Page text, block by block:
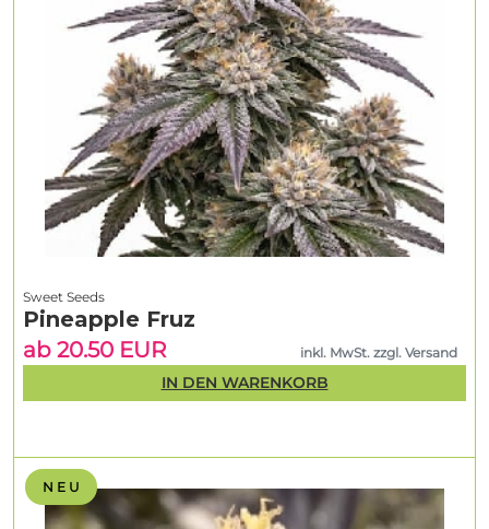
N E U
Sweet Seeds
Pineapple Fruz
ab 20.50 EUR
inkl. MwSt. zzgl. Versand
IN DEN WARENKORB